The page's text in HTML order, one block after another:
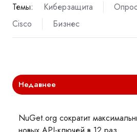
Темы: Киберзащита
Cisco
Бизнес
Недавнее
NuGet.org сократит